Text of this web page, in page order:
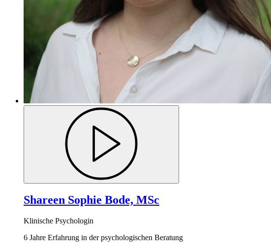
Shareen Sophie Bode, MSc
Klinische Psychologin
6 Jahre Erfahrung in der psychologischen Beratung